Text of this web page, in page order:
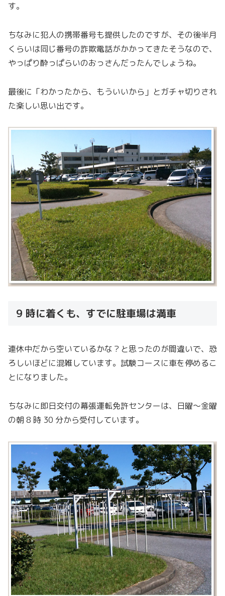
す。
ちなみに犯人の携帯番号も提供したのですが、その後半月
くらいは同じ番号の詐欺電話がかかってきたそうなので、
やっぱり酔っぱらいのおっさんだったんでしょうね。
最後に「わかったから、もういいから」とガチャ切りされ
た楽しい思い出です。
9 時に着くも、すでに駐車場は満車
連休中だから空いているかな？と思ったのが間違いで、恐
ろしいほどに混雑しています。試験コースに車を停めるこ
とになりました。
ちなみに即日交付の幕張運転免許センターは、日曜〜金曜
の朝 8 時 30 分から受付しています。